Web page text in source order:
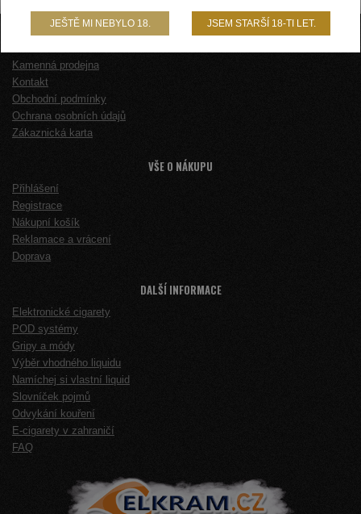
Kamenná prodejna
Kontakt
Obchodní podmínky
Ochrana osobních údajů
Zákaznická karta
VŠE O NÁKUPU
Přihlášení
Registrace
Nákupní košík
Reklamace a vrácení
Doprava
DALŠÍ INFORMACE
Elektronické cigarety
POD systémy
Gripy a módy
Výběr vhodného liquidu
Namíchej si vlastní liquid
Slovníček pojmů
Odvykání kouření
E-cigarety v zahraničí
FAQ
JEŠTĚ MI NEBYLO 18. JSEM STARŠÍ 18-TI LET.